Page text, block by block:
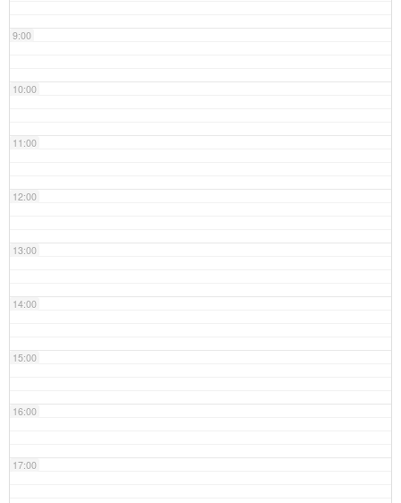
9:00
10:00
11:00
12:00
13:00
14:00
15:00
16:00
17:00